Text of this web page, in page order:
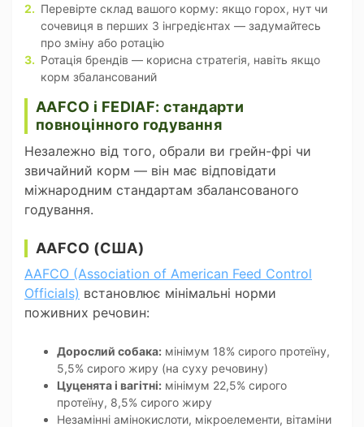
Перевірте склад вашого корму: якщо горох, нут чи
сочевиця в перших 3 інгредієнтах — задумайтесь
про зміну або ротацію
Ротація брендів — корисна стратегія, навіть якщо
корм збалансований
AAFCO і FEDIAF: стандарти
повноцінного годування
Незалежно від того, обрали ви грейн-фрі чи
звичайний корм — він має відповідати
міжнародним стандартам збалансованого
годування.
AAFCO (США)
AAFCO (Association of American Feed Control
Officials) встановлює мінімальні норми
поживних речовин:
Дорослий собака: мінімум 18% сирого протеїну,
5,5% сирого жиру (на суху речовину)
Цуценята і вагітні: мінімум 22,5% сирого
протеїну, 8,5% сирого жиру
Незамінні амінокислоти, мікроелементи, вітаміни